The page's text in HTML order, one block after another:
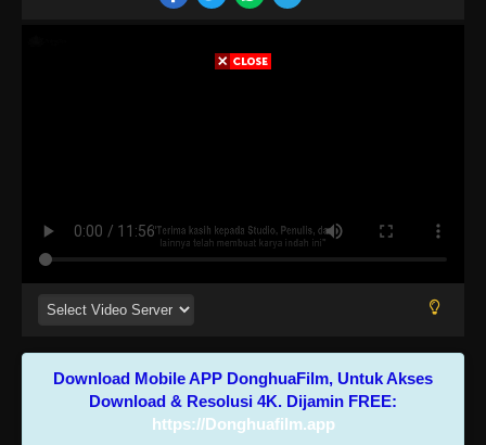
Download Mobile APP DonghuaFilm, Untuk Akses
Download & Resolusi 4K. Dijamin FREE:
https://Donghuafilm.app